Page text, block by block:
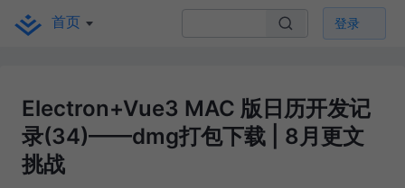
首页 登录
Electron+Vue3 MAC 版日历开发记
录(34)——dmg打包下载 | 8月更文
挑战